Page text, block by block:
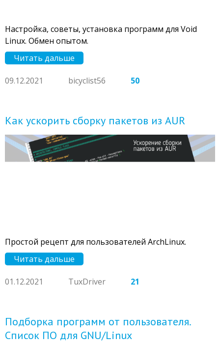
Настройка, советы, установка программ для Void
Linux. Обмен опытом.
Читать дальше
09.12.2021 bicyclist56 50
Как ускорить сборку пакетов из AUR
Простой рецепт для пользователей ArchLinux.
Читать дальше
01.12.2021 TuxDriver 21
Подборка программ от пользователя.
Список ПО для GNU/Linux